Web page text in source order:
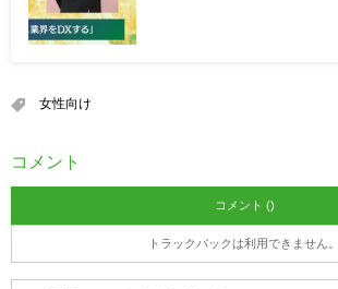
女性向け
コメント
コメント ()
トラックバックは利用できません。